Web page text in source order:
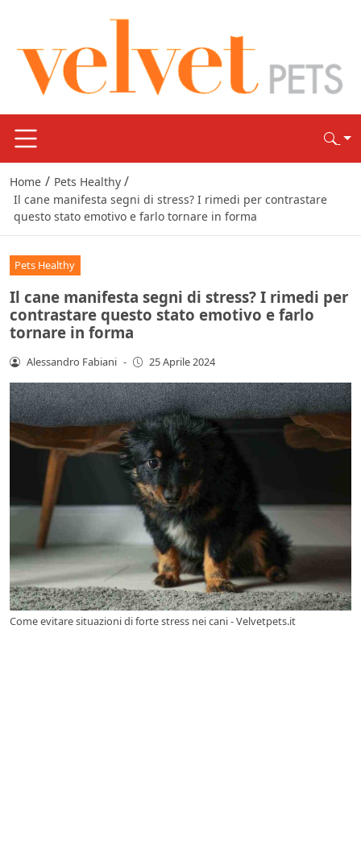
Home / Pets Healthy /
Il cane manifesta segni di stress? I rimedi per contrastare
questo stato emotivo e farlo tornare in forma
Pets Healthy
Il cane manifesta segni di stress? I rimedi per
contrastare questo stato emotivo e farlo
tornare in forma
Alessandro Fabiani - 25 Aprile 2024
Come evitare situazioni di forte stress nei cani - Velvetpets.it